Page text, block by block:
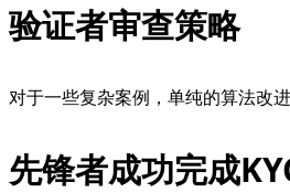
验证者审查策略
对于一些复杂案例，单纯的算法改
先锋者成功完成